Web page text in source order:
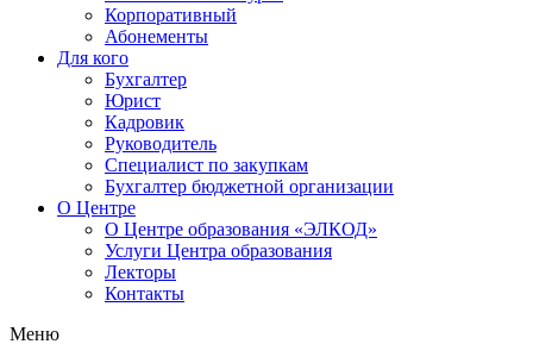
Корпоративный
Абонементы
Для кого
Бухгалтер
Юрист
Кадровик
Руководитель
Специалист по закупкам
Бухгалтер бюджетной организации
О Центре
О Центре образования «ЭЛКОД»
Услуги Центра образования
Лекторы
Контакты
Меню